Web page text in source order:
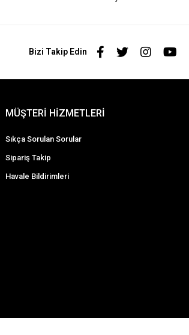
Bizi Takip Edin
MÜŞTERİ HİZMETLERİ
Sıkça Sorulan Sorular
Sipariş Takip
Havale Bildirimleri